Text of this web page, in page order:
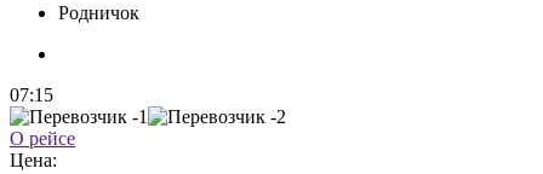
Родничок
07:15
О рейсе
Цена: